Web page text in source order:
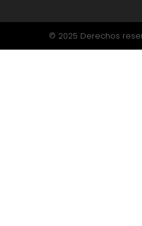
© 2025 Derechos